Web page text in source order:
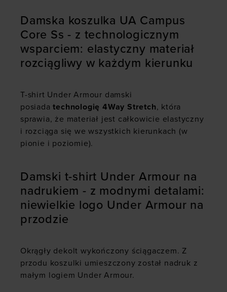
Damska koszulka UA Campus
Core Ss - z technologicznym
wsparciem: elastyczny materiał
rozciągliwy w każdym kierunku
T-shirt Under Armour damski
posiada technologię 4Way Stretch, która
sprawia, że materiał jest całkowicie elastyczny
i rozciąga się we wszystkich kierunkach (w
pionie i poziomie).
Damski t-shirt Under Armour na
nadrukiem - z modnymi detalami:
niewielkie logo Under Armour na
przodzie
Okrągły dekolt wykończony ściągaczem. Z
przodu koszulki umieszczony został nadruk z
małym logiem Under Armour.